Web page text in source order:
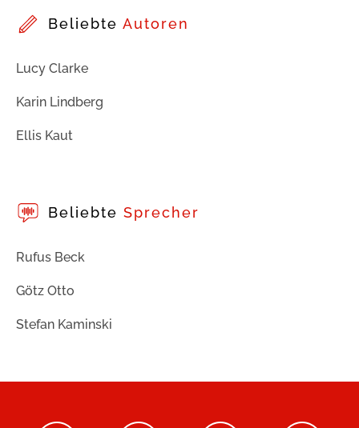
Beliebte Autoren
Lucy Clarke
Karin Lindberg
Ellis Kaut
Beliebte Sprecher
Rufus Beck
Götz Otto
Stefan Kaminski